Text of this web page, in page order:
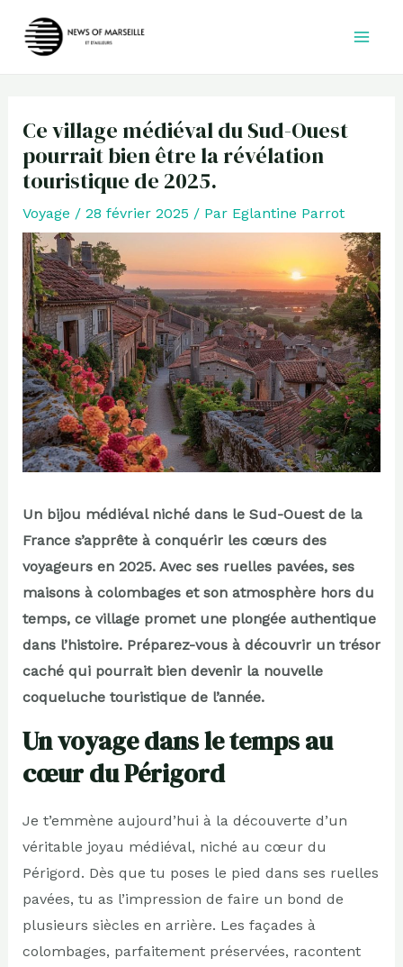
Ce village médiéval du Sud-Ouest
pourrait bien être la révélation
touristique de 2025.
Voyage / 28 février 2025 / Par Eglantine Parrot
Un bijou médiéval niché dans le Sud-Ouest de la
France s’apprête à conquérir les cœurs des
voyageurs en 2025. Avec ses ruelles pavées, ses
maisons à colombages et son atmosphère hors du
temps, ce village promet une plongée authentique
dans l’histoire. Préparez-vous à découvrir un trésor
caché qui pourrait bien devenir la nouvelle
coqueluche touristique de l’année.
Un voyage dans le temps au
cœur du Périgord
Je t’emmène aujourd’hui à la découverte d’un
véritable joyau médiéval, niché au cœur du
Périgord. Dès que tu poses le pied dans ses ruelles
pavées, tu as l’impression de faire un bond de
plusieurs siècles en arrière. Les façades à
colombages, parfaitement préservées, racontent